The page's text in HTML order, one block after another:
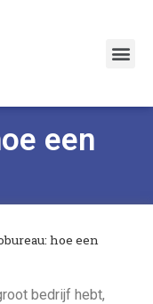
een
hoe een
bedrijf hebt,